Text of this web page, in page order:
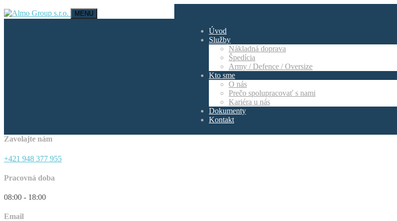
MENU
Úvod
Služby
Nákladná doprava
Špedícia
Army / Defence / Oversize
Kto sme
O nás
Prečo spolupracovať s nami
Kariéra u nás
Dokumenty
Kontakt
Zavolajte nám
+421 948 377 955
Pracovná doba
08:00 - 18:00
Email